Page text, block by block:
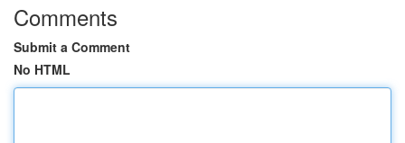
Comments
Submit a Comment
No HTML